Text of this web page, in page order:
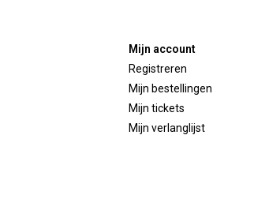
Mijn account
Registreren
Mijn bestellingen
Mijn tickets
Mijn verlanglijst